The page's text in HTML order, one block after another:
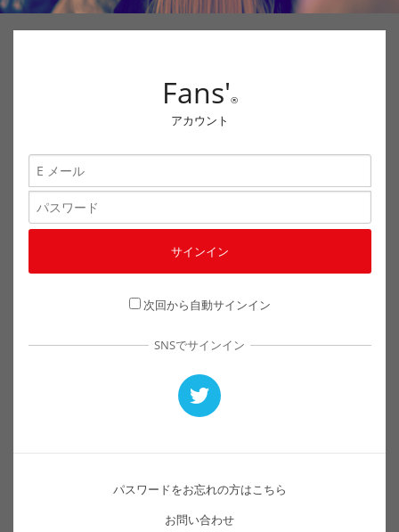
Fans'®
アカウント
次回から自動サインイン
SNSでサインイン
パスワードをお忘れの方はこちら
お問い合わせ